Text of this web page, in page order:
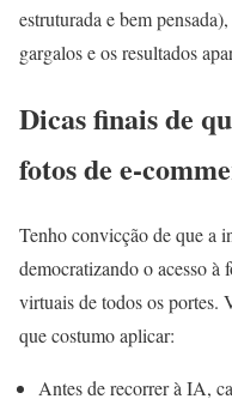
estruturada e bem
gargalos e os resultados
Dicas finais de
fotos de e-
Tenho convicção de que a
democratizando o acesso
virtuais de todos os portes.
que costumo aplicar:
Antes de recorrer à IA,